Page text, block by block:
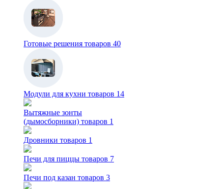
Готовые решения товаров 40
Модули для кухни товаров 14
Вытяжные зонты
(дымосборники) товаров 1
Дровники товаров 1
Печи для пиццы товаров 7
Печи под казан товаров 3